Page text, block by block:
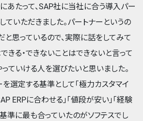
あたって、SAP社に当社に合う導入パー
ていただきました。パートナーというの
と思っているので、実際に話をしてみて
きる・できないことはできないと言って
ていける人を選びたいと思いました。
を選定する基準として「極力カスタマイ
ERPに合わせる」「値段が安い」「経験
準に最も合っていたのがソフテスでし